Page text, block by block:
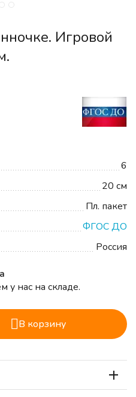
Игровой
6
20 см
Пл. пакет
ФГОС ДО
Россия
у нас на складе.
В корзину